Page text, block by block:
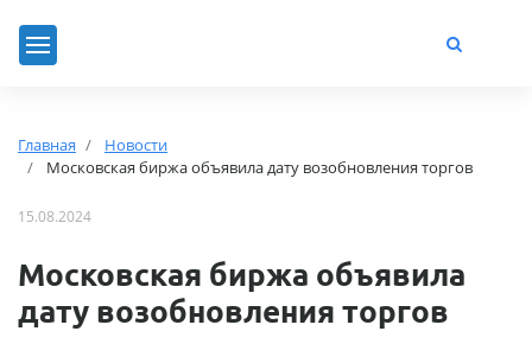
Главная
Новости
Московская биржа объявила дату возобновления торгов
15.08.2024
Московская биржа объявила
дату возобновления торгов